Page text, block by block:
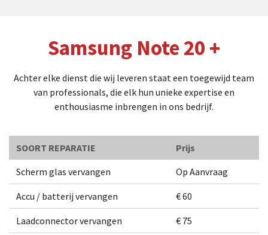
Samsung Note 20 +
Achter elke dienst die wij leveren staat een toegewijd team
van professionals, die elk hun unieke expertise en
enthousiasme inbrengen in ons bedrijf.
SOORT REPARATIE
Prijs
Scherm glas vervangen
Op Aanvraag
Accu / batterij vervangen € 60
Laadconnector vervangen € 75